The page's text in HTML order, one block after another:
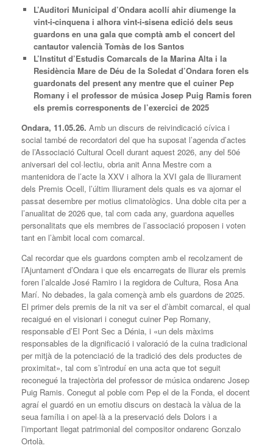
L’Auditori Municipal d’Ondara acollí ahir diumenge la
vint-i-cinquena i alhora vint-i-sisena edició dels seus
guardons en una gala que comptà amb el concert del
cantautor valencià Tomàs de los Santos
L’Institut d’Estudis Comarcals de la Marina Alta i la
Residència Mare de Déu de la Soledat d’Ondara foren els
guardonats del present any mentre que el cuiner Pep
Romany i el professor de música Josep Puig Ramis foren
els premis corresponents de l’exercici de 2025
Ondara, 11.05.26. Amb un discurs de reivindicació cívica i
social també de recordatori del que ha suposat l’agenda d’actes
de l’Associació Cultural Ocell durant aquest 2026, any del 50é
aniversari del col·lectiu, obria anit Anna Mestre com a
mantenidora de l’acte la XXV i alhora la XVI gala de lliurament
dels Premis Ocell, l’últim lliurament dels quals es va ajornar el
passat desembre per motius climatològics. Una doble cita per a
l’anualitat de 2026 que, tal com cada any, guardona aquelles
personalitats que els membres de l’associació proposen i voten
tant en l’àmbit local com comarcal.
Cal recordar que els guardons compten amb el recolzament de
l’Ajuntament d’Ondara i que els encarregats de lliurar els premis
foren l’alcalde José Ramiro i la regidora de Cultura, Rosa Ana
Marí. No debades, la gala començà amb els guardons de 2025.
El primer dels premis de la nit va ser el d’àmbit comarcal, el qual
recaigué en el visionari i conegut cuiner Pep Romany,
responsable d’El Pont Sec a Dénia, i «un dels màxims
responsables de la dignificació i valoració de la cuina tradicional
per mitjà de la potenciació de la tradició des dels productes de
proximitat», tal com s’introduí en una acta que tot seguit
reconegué la trajectòria del professor de música ondarenc Josep
Puig Ramis. Conegut al poble com Pep el de la Fonda, el docent
agraí el guardó en un emotiu discurs on destacà la vàlua de la
seua família i on apel·là a la preservació dels Dolors i a
l’important llegat patrimonial del compositor ondarenc Gonzalo
Ortolà.